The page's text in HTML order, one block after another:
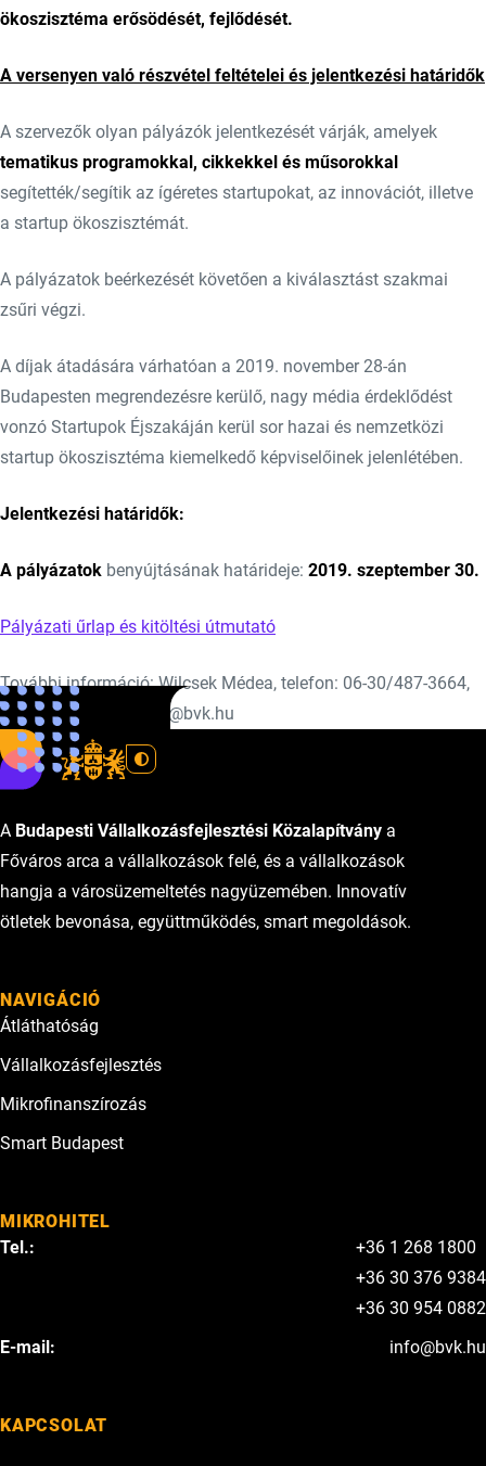
ökoszisztéma erősödését, fejlődését.
A versenyen való részvétel feltételei és jelentkezési határidők
A szervezők olyan pályázók jelentkezését várják, amelyek
tematikus programokkal, cikkekkel és műsorokkal
segítették/segítik az ígéretes startupokat, az innovációt, illetve
a startup ökoszisztémát.
A pályázatok beérkezését követően a kiválasztást szakmai
zsűri végzi.
A díjak átadására várhatóan a 2019. november 28-án
Budapesten megrendezésre kerülő, nagy média érdeklődést
vonzó Startupok Éjszakáján kerül sor hazai és nemzetközi
startup ökoszisztéma kiemelkedő képviselőinek jelenlétében.
Jelentkezési határidők:
A pályázatok benyújtásának határideje: 2019. szeptember 30.
Pályázati űrlap és kitöltési útmutató
További információ: Wilcsek Médea, telefon: 06-30/487-3664,
e-mail: wilcsek.medea@bvk.hu
A Budapesti Vállalkozásfejlesztési Közalapítvány a
Főváros arca a vállalkozások felé, és a vállalkozások
hangja a városüzemeltetés nagyüzemében. Innovatív
ötletek bevonása, együttműködés, smart megoldások.
NAVIGÁCIÓ
Átláthatóság
Vállalkozásfejlesztés
Mikrofinanszírozás
Smart Budapest
MIKROHITEL
Tel.:
+36 1 268 1800
+36 30 376 9384
+36 30 954 0882
E-mail:
info@bvk.hu
KAPCSOLAT